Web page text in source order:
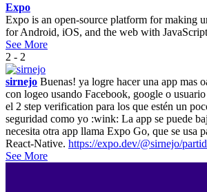
Expo
Expo is an open-source platform for making
for Android, iOS, and the web with
See More
2 - 2
sirnejo Buenas! ya logre hacer una app mas
con logeo usando Facebook, google o
el 2 step verification para los que estén un
seguridad como yo :wink: La app se puede
necesita otra app llama Expo Go, que se usa
React-Native. https://expo.dev/@sirnejo/
See More